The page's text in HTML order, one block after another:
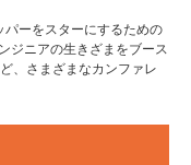
ーをスターにするための
ジニアの生きざまをブース
、さまざまなカンファレ